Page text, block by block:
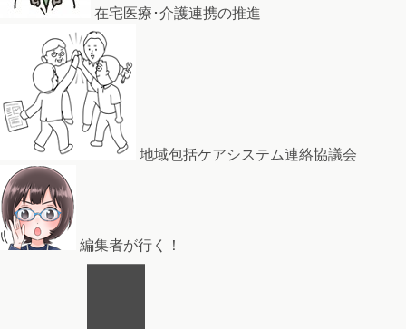
在宅医療･介護連携の推進
地域包括ケアシステム連絡協議会
編集者が行く！